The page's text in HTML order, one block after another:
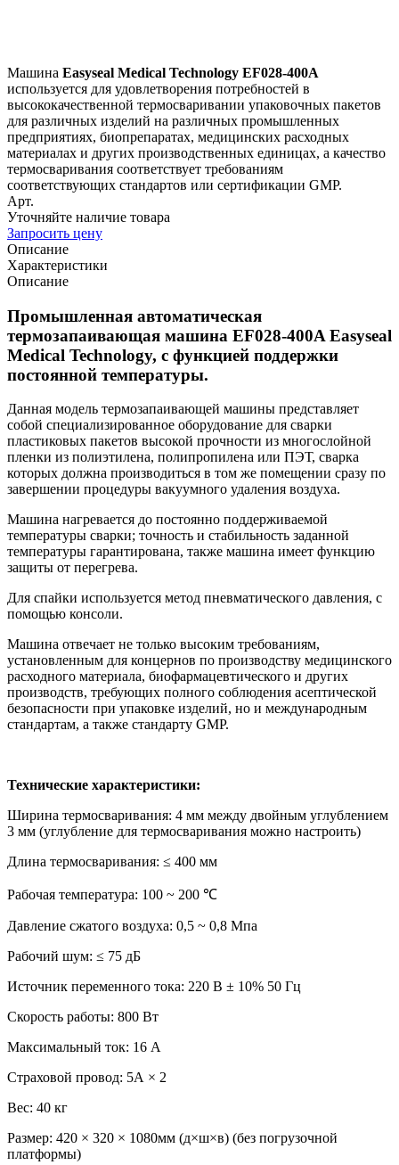
Машина Easyseal Medical Technology EF028-400A
используется для удовлетворения потребностей в
высококачественной термосваривании упаковочных пакетов
для различных изделий на различных промышленных
предприятиях, биопрепаратах, медицинских расходных
материалах и других производственных единицах, а качество
термосваривания соответствует требованиям
соответствующих стандартов или сертификации GMP.
Арт.
Уточняйте наличие товара
Запросить цену
Описание
Характеристики
Описание
Промышленная автоматическая
термозапаивающая машина EF028-400A Easyseal
Medical Technology, с функцией поддержки
постоянной температуры.
Данная модель термозапаивающей машины представляет
собой специализированное оборудование для сварки
пластиковых пакетов высокой прочности из многослойной
пленки из полиэтилена, полипропилена или ПЭТ, сварка
которых должна производиться в том же помещении сразу по
завершении процедуры вакуумного удаления воздуха.
Машина нагревается до постоянно поддерживаемой
температуры сварки; точность и стабильность заданной
температуры гарантирована, также машина имеет функцию
защиты от перегрева.
Для спайки используется метод пневматического давления, с
помощью консоли.
Машина отвечает не только высоким требованиям,
установленным для концернов по производству медицинского
расходного материала, биофармацевтического и других
производств, требующих полного соблюдения асептической
безопасности при упаковке изделий, но и международным
стандартам, а также стандарту GMP.
Технические характеристики:
Ширина термосваривания: 4 мм между двойным углублением
3 мм (углубление для термосваривания можно настроить)
Длина термосваривания: ≤ 400 мм
Рабочая температура: 100 ~ 200 ℃
Давление сжатого воздуха: 0,5 ~ 0,8 Мпа
Рабочий шум: ≤ 75 дБ
Источник переменного тока: 220 В ± 10% 50 Гц
Скорость работы: 800 Вт
Максимальный ток: 16 А
Страховой провод: 5А × 2
Вес: 40 кг
Размер: 420 × 320 × 1080мм (д×ш×в) (без погрузочной
платформы)